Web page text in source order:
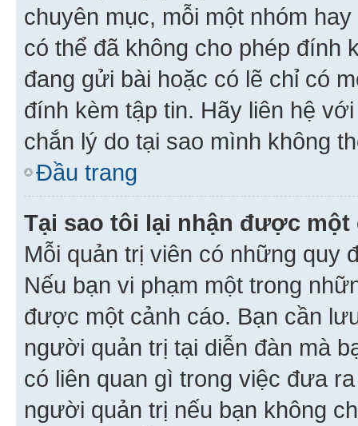
chuyên mục, mỗi một nhóm
có thể đã không cho phép đính
đang gửi bài hoặc có lẽ chỉ có
đính kèm tập tin. Hãy liên hệ
chắn lý do tại sao mình không
Đầu trang
Tại sao tôi lại nhận được một
Mỗi quản trị viên có những quy
Nếu bạn vi phạm một trong
được một cảnh cáo. Bạn cần
người quản trị tại diễn đàn mà
có liên quan gì trong việc đưa
người quản trị nếu bạn không